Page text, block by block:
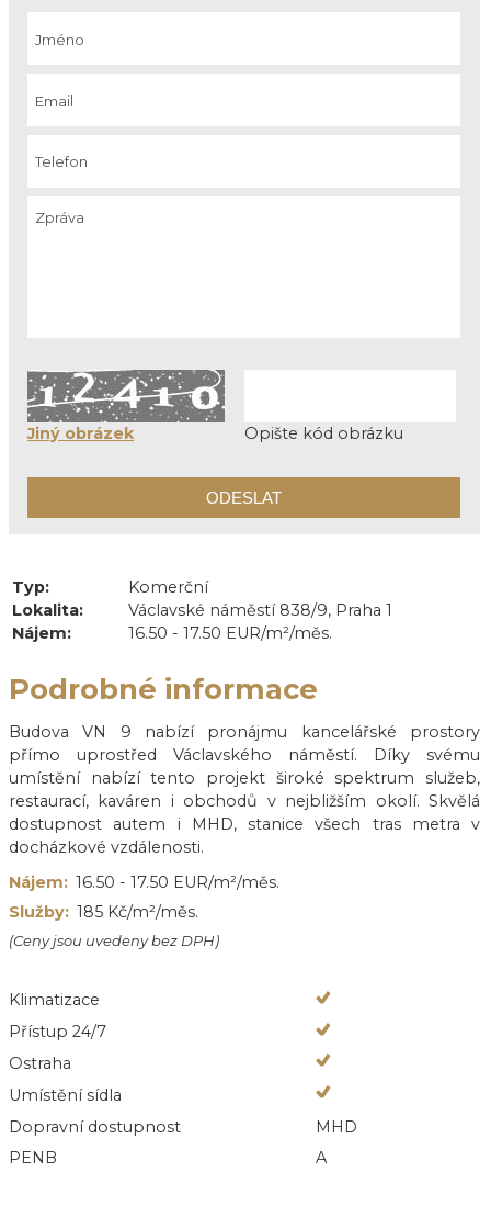
Jiný obrázek Opište kód obrázku
Typ:
Komerční
Lokalita:
Václavské náměstí 838/9, Praha 1
Nájem:
16.50 - 17.50 EUR/m²/měs.
Podrobné informace
Budova VN 9 nabízí pronájmu kancelářské prostory
přímo uprostřed Václavského náměstí. Díky svému
umístění nabízí tento projekt široké spektrum služeb,
restaurací, kaváren i obchodů v nejbližším okolí. Skvělá
dostupnost autem i MHD, stanice všech tras metra v
docházkové vzdálenosti.
Nájem: 16.50 - 17.50 EUR/m²/měs.
Služby: 185 Kč/m²/měs.
(Ceny jsou uvedeny bez DPH)
Klimatizace
Přístup 24/7
Ostraha
Umístění sídla
Dopravní dostupnost
MHD
PENB
A